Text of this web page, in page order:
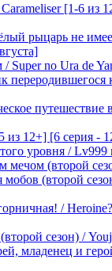
[1-6 из
рыцарь не
Super no Ura de
12+] [6 серия -
уровня /
мечом (второй
(второй
/
сезон) /
младенец и